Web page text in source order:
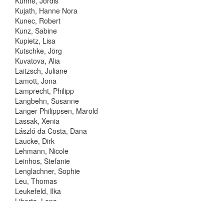
Kujath, Hanne Nora
Kunec, Robert
Kunz, Sabine
Kupietz, Lisa
Kutschke, Jörg
Kuvatova, Alia
Laitzsch, Juliane
Lamott, Jona
Lamprecht, Philipp
Langbehn, Susanne
Langer-Philippsen, Marold
Lassak, Xenia
László da Costa, Dana
Laucke, Dirk
Lehmann, Nicole
Leinhos, Stefanie
Lenglachner, Sophie
Leu, Thomas
Leukefeld, Ilka